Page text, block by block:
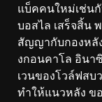
แบ็คคนใหม่เช่น
บอสไล เสร็จสิ้น
สัญญากับกองหลั
งกอนคาโล อินา
เวนของโวล์ฟสบ
ทำให้แนวหลัง ข